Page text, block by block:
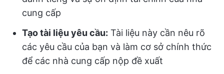
cung cấp
Tạo tài liệu yêu cầu: Tài liệu này cần nêu rõ
các yêu cầu của bạn và làm cơ sở chính thức
để các nhà cung cấp nộp đề xuất